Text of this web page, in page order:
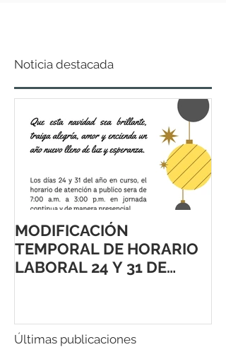
Noticia destacada
MODIFICACIÓN
TEMPORAL DE HORARIO
LABORAL 24 Y 31 DE
Últimas publicaciones